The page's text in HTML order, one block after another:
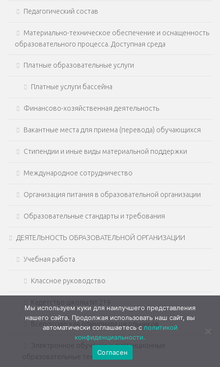
Педагогический состав
Материально-техническое обеспечение и оснащенность
образовательного процесса. Доступная среда
Платные образовательные услуги
Платные услуги бассейна
Финансово-хозяйственная деятельность
Вакантные места для приема (перевода) обучающихся
Стипендии и иные виды материальной поддержки
Международное сотрудничество
Организация питания в образовательной организации
Образовательные стандарты и требования
ДЕЯТЕЛЬНОСТЬ ОБРАЗОВАТЕЛЬНОЙ ОРГАНИЗАЦИИ
Учебная работа
Классное руководство
Кадетство школы № 219
Всероссийская олимпиада школьников
Электронное обучение и дистанционные
образовательные технологии
Мы используем куки для наилучшего представления
нашего сайта. Продолжая использовать наш сайт, вы
автоматически соглашаетесь сполитикой
конфиденциальности.
Согласен